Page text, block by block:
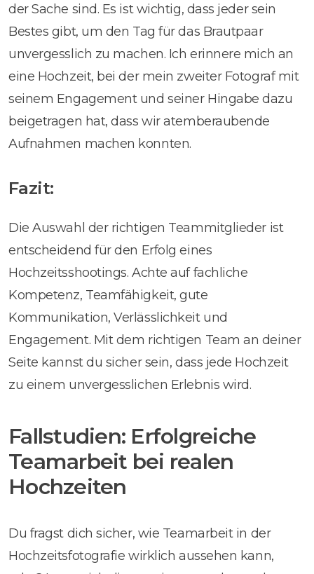
der Sache sind. Es ist wichtig, dass jeder sein
Bestes gibt, um den Tag für das Brautpaar
unvergesslich zu machen. Ich erinnere mich an
eine Hochzeit, bei der mein zweiter Fotograf mit
seinem Engagement und seiner Hingabe dazu
beigetragen hat, dass wir atemberaubende
Aufnahmen machen konnten.
Fazit:
Die Auswahl der richtigen Teammitglieder ist
entscheidend für den Erfolg eines
Hochzeitsshootings. Achte auf fachliche
Kompetenz, Teamfähigkeit, gute
Kommunikation, Verlässlichkeit und
Engagement. Mit dem richtigen Team an deiner
Seite kannst du sicher sein, dass jede Hochzeit
zu einem unvergesslichen Erlebnis wird.
Fallstudien: Erfolgreiche
Teamarbeit bei realen
Hochzeiten
Du fragst dich sicher, wie Teamarbeit in der
Hochzeitsfotografie wirklich aussehen kann,